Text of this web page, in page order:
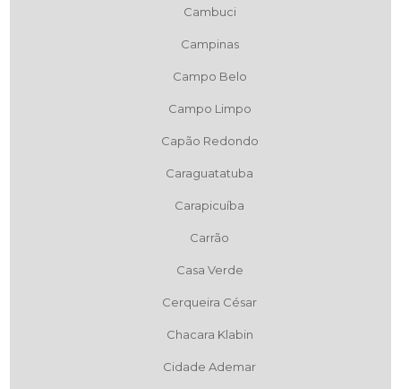
Cambuci
Campinas
Campo Belo
Campo Limpo
Capão Redondo
Caraguatatuba
Carapicuíba
Carrão
Casa Verde
Cerqueira César
Chacara Klabin
Cidade Ademar